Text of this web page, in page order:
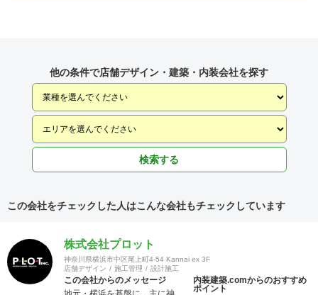
他の条件で店舗デザイン・建築・内装会社を探す
検索する
この会社をチェックした人はこんな会社もチェックしています
株式会社プロット
神奈川県横浜市中区尾上町4-54 Kannai ex 3F
店舗デザイン
施工管理 設計施工
この会社からのメッセージ
内装建築.comからのおすすめ
ポイント